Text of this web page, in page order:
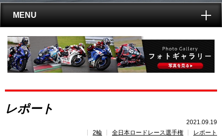
MENU
トップ
全日本ロードレース選手権とは?
レポート
速報
レポート
2021.09.19
2輪
全日本ロードレース選手権 レポート